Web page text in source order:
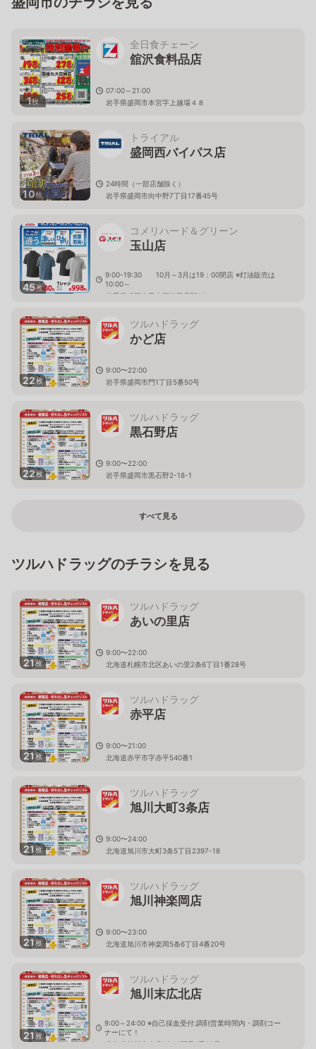
1枚
全日食チェーン
舘沢食料品店
07:00～21:00
岩手県盛岡市本宮字上越場４８
10枚
トライアル
盛岡西バイパス店
24時間（一部店舗除く）
岩手県盛岡市向中野7丁目17番45号
45枚
コメリハード＆グリーン
玉山店
9:00-19:30 10月～3月は19：00閉店 ※灯油販売は
10:00～
岩手県盛岡市玉山区渋民字駅92
22枚
ツルハドラッグ
かど店
9:00〜22:00
岩手県盛岡市門1丁目5番50号
22枚
ツルハドラッグ
黒石野店
9:00〜22:00
岩手県盛岡市黒石野2-18-1
すべて見る
ツルハドラッグのチラシを見る
21枚
ツルハドラッグ
あいの里店
9:00〜22:00
北海道札幌市北区あいの里2条6丁目1番28号
21枚
ツルハドラッグ
赤平店
9:00〜21:00
北海道赤平市字赤平540番1
21枚
ツルハドラッグ
旭川大町3条店
9:00〜24:00
北海道旭川市大町3条5丁目2397-18
21枚
ツルハドラッグ
旭川神楽岡店
9:00〜23:00
北海道旭川市神楽岡5条6丁目4番20号
21枚
ツルハドラッグ
旭川末広北店
9:00～24:00 ※自己採血受付:調剤営業時間内・調剤コー
ナーにて！
北海道旭川市末広1条10丁目1番20号